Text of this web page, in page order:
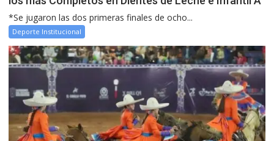
*Se jugaron las dos primeras finales de ocho...
Deporte Institucional